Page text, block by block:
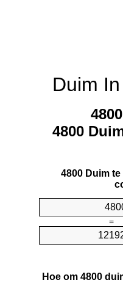
Duim
4800
4800 Duim
=
Hoe om 4800